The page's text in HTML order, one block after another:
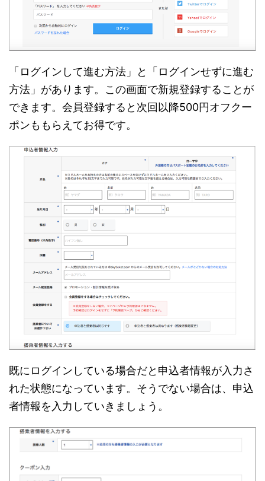
「ログインして進む方法」と「ログインせずに進む
方法」があります。この画面で新規登録することが
できます。会員登録すると次回以降500円オフクー
ポンももらえてお得です。
既にログインしている場合だと申込者情報が入力さ
れた状態になっています。そうでない場合は、申込
者情報を入力していきましょう。